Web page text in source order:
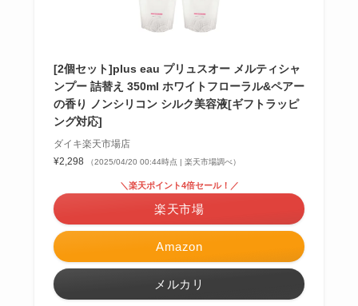
[2個セット]plus eau プリュスオー メルティシャ
ンプー 詰替え 350ml ホワイトフローラル&ペアー
の香り ノンシリコン シルク美容液[ギフトラッピ
ング対応]
ダイキ楽天市場店
¥2,298
（2025/04/20 00:44時点 | 楽天市場調べ）
Amazon
＼楽天ポイント4倍セール！／
楽天市場
メルカリ